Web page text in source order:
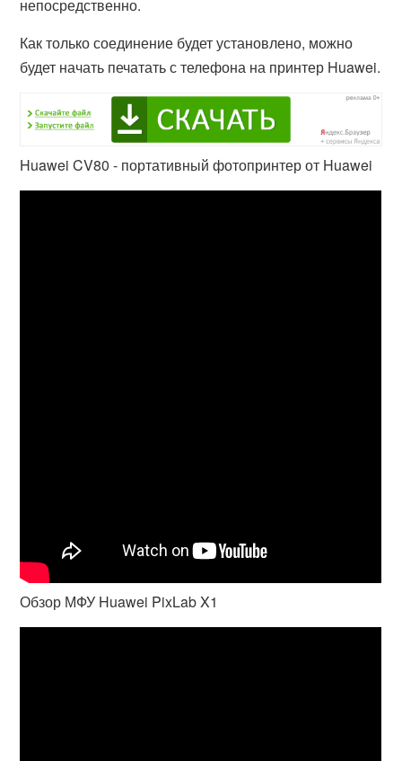
непосредственно.
Как только соединение будет установлено, можно
будет начать печатать с телефона на принтер Huawei.
Huawei CV80 - портативный фотопринтер от Huawei
Обзор МФУ Huawei PixLab X1